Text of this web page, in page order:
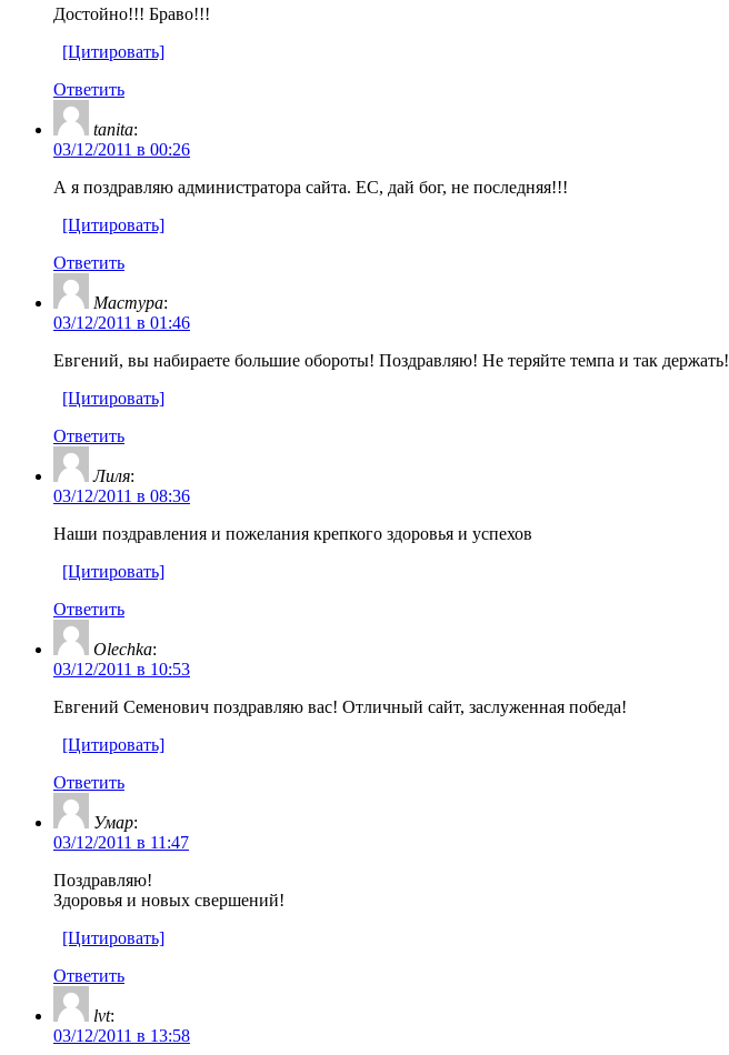
Достойно!!! Браво!!!
[Цитировать]
Ответить
tanita:
03/12/2011 в 00:26
А я поздравляю администратора сайта. ЕС, дай бог, не последняя!!!
[Цитировать]
Ответить
Мастура:
03/12/2011 в 01:46
Евгений, вы набираете большие обороты! Поздравляю! Не теряйте темпа и так держать!
[Цитировать]
Ответить
Лиля:
03/12/2011 в 08:36
Наши поздравления и пожелания крепкого здоровья и успехов
[Цитировать]
Ответить
Olechka:
03/12/2011 в 10:53
Евгений Семенович поздравляю вас! Отличный сайт, заслуженная победа!
[Цитировать]
Ответить
Умар:
03/12/2011 в 11:47
Поздравляю!
Здоровья и новых свершений!
[Цитировать]
Ответить
lvt:
03/12/2011 в 13:58